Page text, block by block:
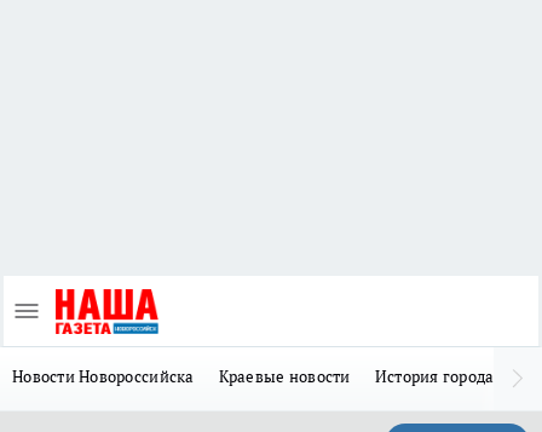
Новости Новороссийска Краевые новости История города Н